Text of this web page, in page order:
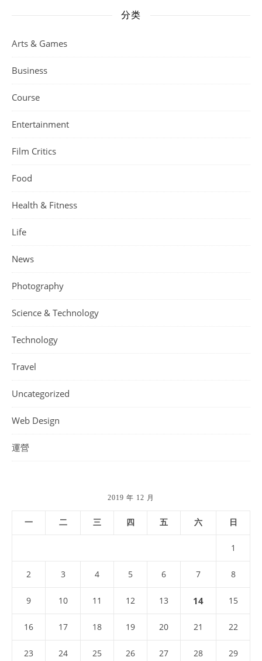
分类
Arts & Games
Business
Course
Entertainment
Film Critics
Food
Health & Fitness
Life
News
Photography
Science & Technology
Technology
Travel
Uncategorized
Web Design
運營
2019 年 12 月
一 二 三 四 五 六 日
1
2 3 4 5 6 7 8
9 10 11 12 13 14 15
16 17 18 19 20 21 22
23 24 25 26 27 28 29